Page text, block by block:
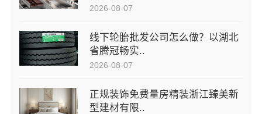
2026-08-07
线下轮胎批发公司怎么做？以湖北
省腾冠畅实..
2026-08-07
正规装饰免费量房精装浙江臻美新
型建材有限..